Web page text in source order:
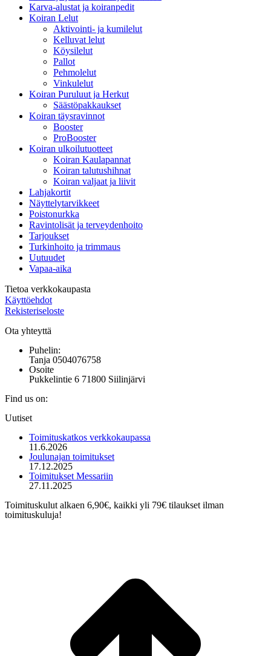
Karva-alustat ja koiranpedit
Koiran Lelut
Aktivointi- ja kumilelut
Kelluvat lelut
Köysilelut
Pallot
Pehmolelut
Vinkulelut
Koiran Puruluut ja Herkut
Säästöpakkaukset
Koiran täysravinnot
Booster
ProBooster
Koiran ulkoilutuotteet
Koiran Kaulapannat
Koiran talutushihnat
Koiran valjaat ja liivit
Lahjakortit
Näyttelytarvikkeet
Poistonurkka
Ravintolisät ja terveydenhoito
Tarjoukset
Turkinhoito ja trimmaus
Uutuudet
Vapaa-aika
Tietoa verkkokaupasta
Käyttöehdot
Rekisteriseloste
Ota yhteyttä
Puhelin:
Tanja 0504076758
Osoite
Pukkelintie 6 71800 Siilinjärvi
Find us on:
Mail
opens
new
window
Uutiset
Toimituskatkos verkkokaupassa
11.6.2026
Joulunajan toimitukset
17.12.2025
Toimitukset Messariin
27.11.2025
Toimituskulut alkaen 6,90€, kaikki yli 79€ tilaukset ilman
toimituskuluja!